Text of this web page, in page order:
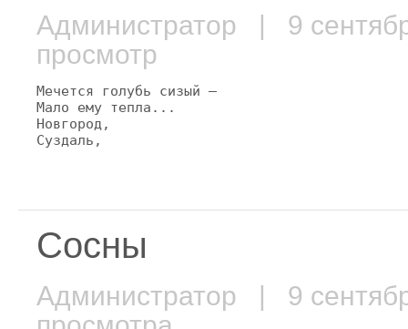
Администратор | 9
просмотр
Мечется голубь сизый —
Мало ему тепла...
Новгород,
Суздаль,
Сосны
Администратор | 9